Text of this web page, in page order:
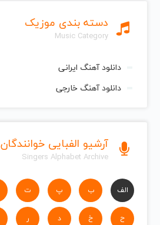
دسته بندی موزیک
Music Category
دانلود آهنگ ایرانی
دانلود آهنگ خارجی
آرشیو الفبایی خوانندگان
Singers Alphabet Archive
الف ب پ ت
ح خ د ر